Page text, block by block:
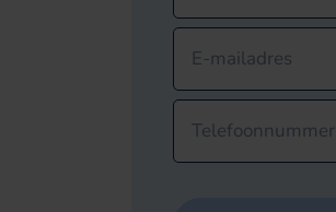
E-mailadres
Telefoonnummer